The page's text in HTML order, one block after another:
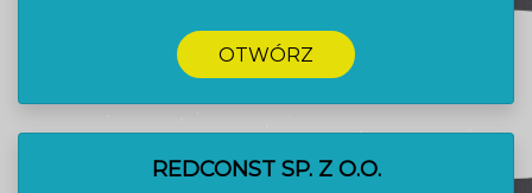
OTWÓRZ
REDCONST SP. Z O.O.